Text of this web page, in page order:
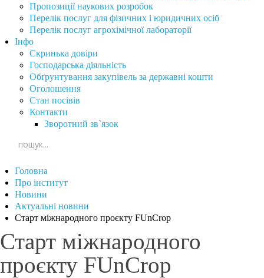
Пропозиції наукових розробок
Перелік послуг для фізичних і юридичних осіб
Перелік послуг агрохімічної лабораторії
Інфо
Скринька довіри
Господарська діяльність
Обґрунтування закупівель за державні кошти
Оголошення
Стан посівів
Контакти
Зворотний зв`язок
Головна
Про інститут
Новини
Актуальні новини
Старт міжнародного проєкту FUnCrop
Старт міжнародного
проєкту FUnCrop